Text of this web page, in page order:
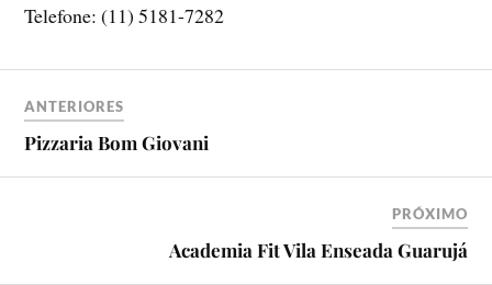
Telefone: (11) 5181-7282
ANTERIORES
Pizzaria Bom Giovani
PRÓXIMO
Academia Fit Vila Enseada Guarujá